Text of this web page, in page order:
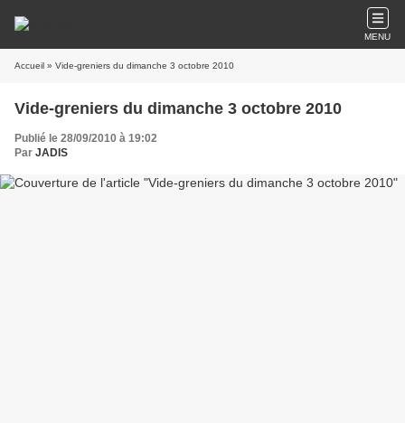
MENU
Accueil » Vide-greniers du dimanche 3 octobre 2010
Vide-greniers du dimanche 3 octobre 2010
Publié le 28/09/2010 à 19:02
Par JADIS